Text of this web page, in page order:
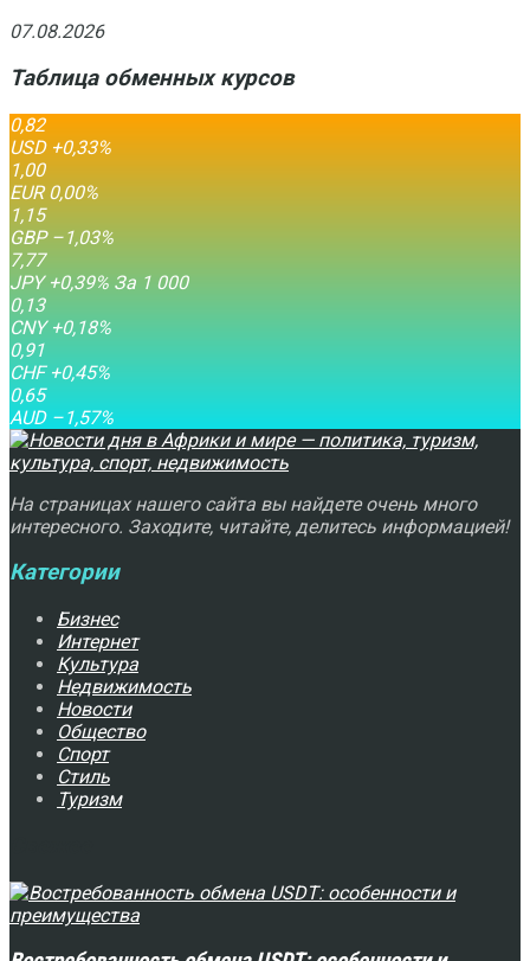
07.08.2026
Таблица обменных курсов
0,82
USD +0,33%
1,00
EUR0,00%
1,15
GBP –1,03%
7,77
JPY +0,39% За 1 000
0,13
CNY +0,18%
0,91
CHF +0,45%
0,65
AUD –1,57%
На страницах нашего сайта вы найдете очень много
интересного. Заходите, читайте, делитесь информацией!
Категории
Бизнес
Интернет
Культура
Недвижимость
Новости
Общество
Спорт
Стиль
Туризм